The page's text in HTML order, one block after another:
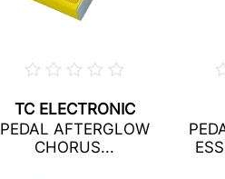
TC ELECTRONIC
PEDAL AFTERGLOW
CHORUS...